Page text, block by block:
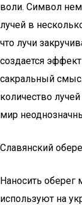
воли. Символ
лучей в
что лучи
создается
сакральный
количество
мир
Славянский
Наносить оберег
используют на